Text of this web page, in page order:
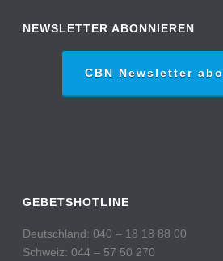
NEWSLETTER ABONNIEREN
CBN Newsletter
GEBETSHOTLINE
Deutschland: 040 – 18 18 88 00
Schweiz: 044 – 57 50 270